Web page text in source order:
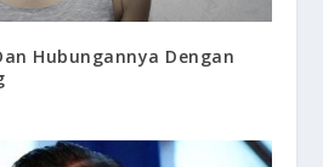
Hubungannya Dengan